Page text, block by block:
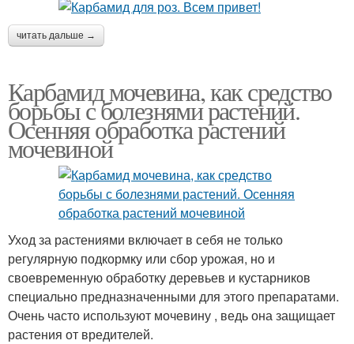
читать дальше →
Карбамид мочевина, как средство
борьбы с болезнями растений.
Осенняя обработка растений
мочевиной
Уход за растениями включает в себя не только
регулярную подкормку или сбор урожая, но и
своевременную обработку деревьев и кустарников
специально предназначенными для этого препаратами.
Очень часто используют мочевину , ведь она защищает
растения от вредителей.